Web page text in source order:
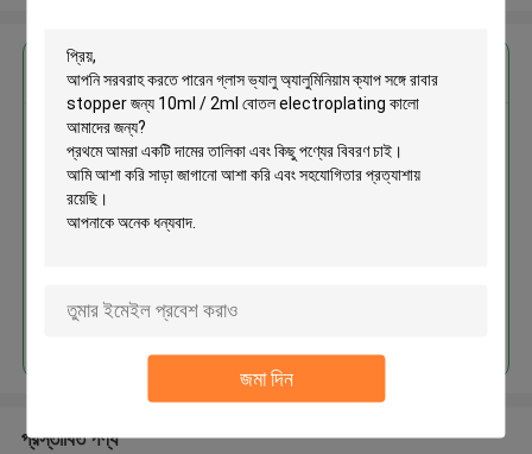
জমা দিন
এর সেরা মূল্য পান
গ্লাস ভ্যালু অ্যালুমিনিয়াম ক্যাপ সঙ্গে রাবার
stopper জন্য 10ml / 2ml বোতল
চালিয়ে
প্রস্তাবিত পণ্য